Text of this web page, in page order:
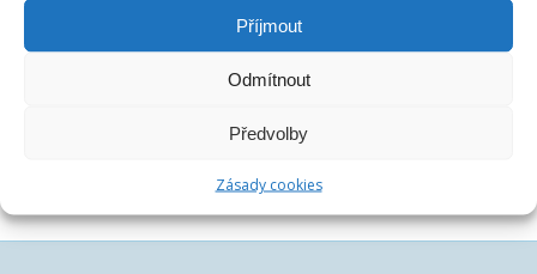
Příjmout
Odmítnout
Předvolby
Zásady cookies
6.11.2018
/ ČESKÉ DLUHOPISY